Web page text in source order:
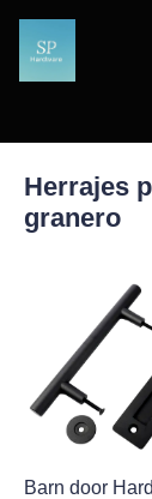
Herrajes
granero
Barn door
Productos
Soporte